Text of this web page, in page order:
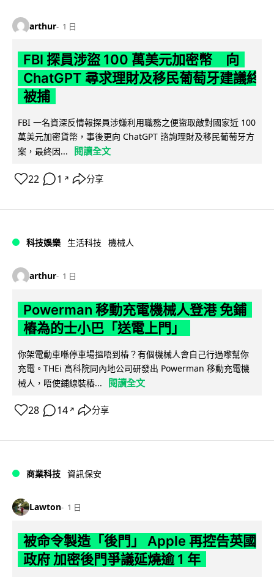
arthur 1 日
FBI 探員涉盜 100 萬美元加密幣 向
ChatGPT 尋求理財及移民葡萄牙建議終
被捕
FBI 一名資深反情報探員涉嫌利用職務之便盜取敵對國家近 100
萬美元加密貨幣，事後更向 ChatGPT 諮詢理財及移民葡萄牙方
案，最終因...
閱讀全文
22 1 ↗ 分享
科技娛樂 生活科技 機械人
arthur 1 日
Powerman 移動充電機械人登港 免鋪
樁為的士小巴「送電上門」
你架電動車喺停車場搵唔到樁？有個機械人會自己行過嚟幫你
充電。THEi 高科院同內地公司研發出 Powerman 移動充電機
械人，唔使鋪線裝樁...
閱讀全文
28 14 ↗ 分享
商業科技 資訊保安
Lawton 1 日
被命令製造「後門」 Apple 再控告英國
政府 加密後門爭議延燒逾 1 年